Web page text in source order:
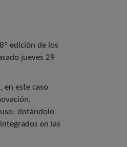
edición de los
jueves 29
en este caso
dotándolo
en las